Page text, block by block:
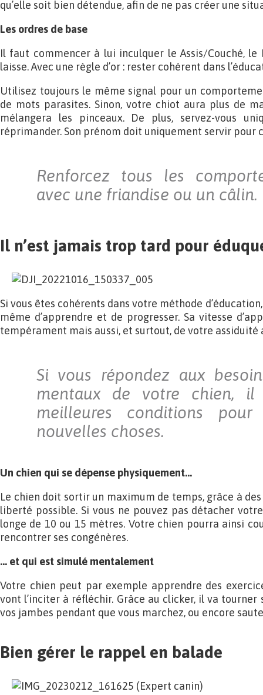
qu’elle soit bien détendue, afin de ne pas créer une
Les ordres de base
Il faut commencer à lui inculquer le Assis/Couché, le
laisse. Avec une règle d’or : rester cohérent dans
Utilisez toujours le même signal pour un
de mots parasites. Sinon, votre chiot aura plus de
mélangera les pinceaux. De plus, servez-vous
réprimander. Son prénom doit uniquement servir pour
Renforcez tous les
avec une friandise ou un câlin.
Il n’est jamais trop tard pour
Si vous êtes cohérents dans votre méthode
même d’apprendre et de progresser. Sa vitesse
tempérament mais aussi, et surtout, de votre assiduité
Si vous répondez aux
mentaux de votre chien, il
meilleures conditions
nouvelles choses.
Un chien qui se dépense physiquement…
Le chien doit sortir un maximum de temps, grâce à
liberté possible. Si vous ne pouvez pas détacher
longe de 10 ou 15 mètres. Votre chien pourra ainsi
rencontrer ses congénères.
… et qui est simulé mentalement
Votre chien peut par exemple apprendre des
vont l’inciter à réfléchir. Grâce au clicker, il va
vos jambes pendant que vous marchez, ou encore
Bien gérer le rappel en balade